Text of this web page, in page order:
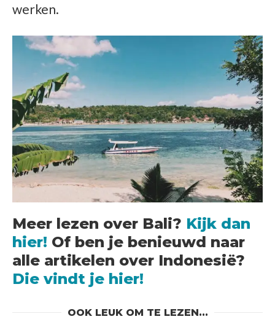
werken.
Meer lezen over Bali? Kijk dan
hier! Of ben je benieuwd naar
alle artikelen over Indonesië?
Die vindt je hier!
OOK LEUK OM TE LEZEN...